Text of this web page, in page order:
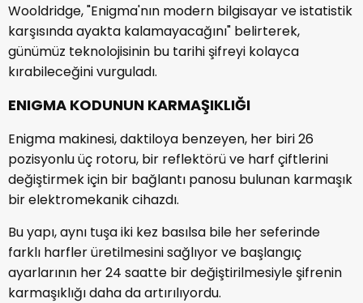
Wooldridge, "Enigma'nın modern bilgisayar ve istatistik
karşısında ayakta kalamayacağını" belirterek,
günümüz teknolojisinin bu tarihi şifreyi kolayca
kırabileceğini vurguladı.
ENIGMA KODUNUN KARMAŞIKLIĞI
Enigma makinesi, daktiloya benzeyen, her biri 26
pozisyonlu üç rotoru, bir reflektörü ve harf çiftlerini
değiştirmek için bir bağlantı panosu bulunan karmaşık
bir elektromekanik cihazdı.
Bu yapı, aynı tuşa iki kez basılsa bile her seferinde
farklı harfler üretilmesini sağlıyor ve başlangıç
ayarlarının her 24 saatte bir değiştirilmesiyle şifrenin
karmaşıklığı daha da artırılıyordu.